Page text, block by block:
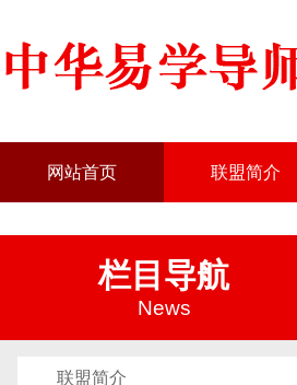
网站首页 联盟简介
栏目导航
News
联盟简介